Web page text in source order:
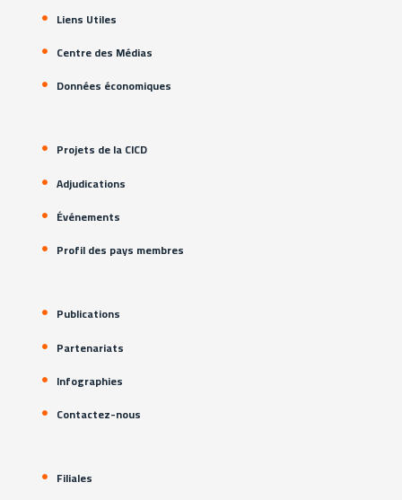
Liens Utiles
Centre des Médias
Données économiques
Projets de la CICD
Adjudications
Événements
Profil des pays membres
Publications
Partenariats
Infographies
Contactez-nous
Filiales